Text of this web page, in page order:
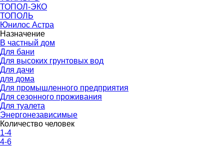
ТОПОЛ-ЭКО
ТОПОЛЬ
Юнилос Астра
Назначение
В частный дом
Для бани
Для высоких грунтовых вод
Для дачи
для дома
Для промышленного предприятия
Для сезонного проживания
Для туалета
Энергонезависимые
Количество человек
1-4
4-6